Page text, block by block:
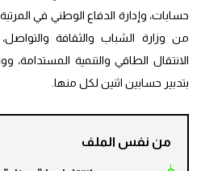
من وزارة الشباب والثقافة والتواصل،
الانتقال الطاقي والتنمية المستدامة،
بتدبير حسابين اثنين لكل منها.
من نفس الملف